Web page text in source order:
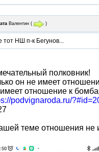
Валентин ( )
тот НШ п-к Бегунов...
полковник!
он не имеет
отношение к
podvignaroda.ru/
теме отношения не